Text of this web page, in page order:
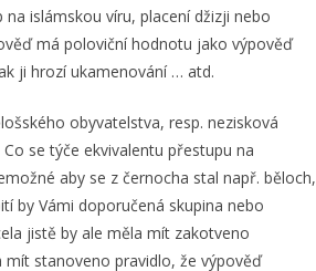
islámskou víru, placení džizji nebo
má poloviční hodnotu jako výpověď
ji hrozí ukamenování … atd.
obyvatelstva, resp. nezisková
se týče ekvivalentu přestupu na
aby se z černocha stal např. běloch,
by Vámi doporučená skupina nebo
jistě by ale měla mít zakotveno
stanoveno pravidlo, že výpověď